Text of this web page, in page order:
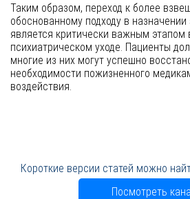
Таким образом, переход к более
обоснованному подходу в
является критически важным
психиатрическом уходе. Пациенты
многие из них могут успешно
необходимости пожизненного
воздействия.
Короткие версии статей можно
Посмотреть